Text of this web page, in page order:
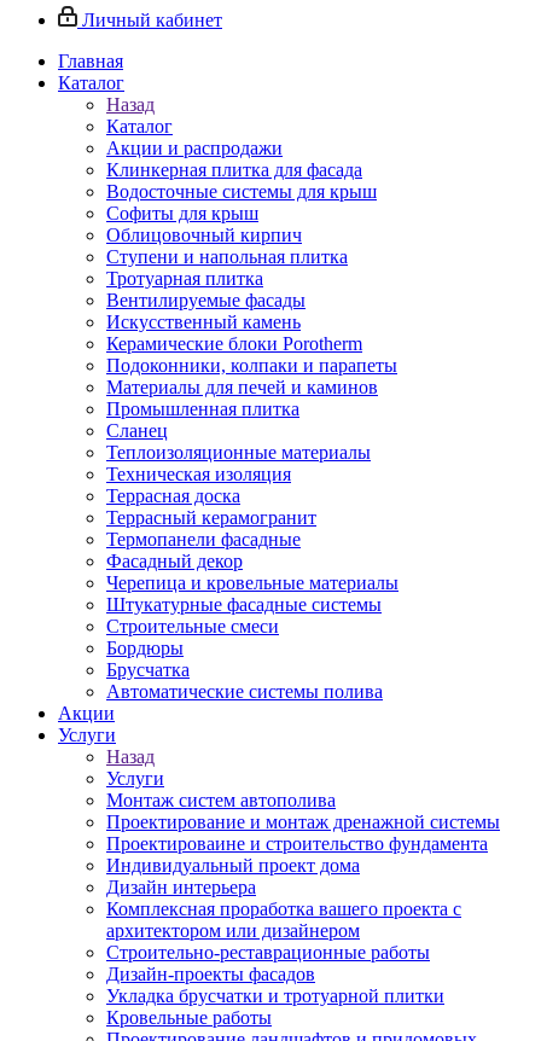
Личный кабинет
Главная
Каталог
Назад
Каталог
Акции и распродажи
Клинкерная плитка для фасада
Водосточные системы для крыш
Софиты для крыш
Облицовочный кирпич
Ступени и напольная плитка
Тротуарная плитка
Вентилируемые фасады
Искусственный камень
Керамические блоки Porotherm
Подоконники, колпаки и парапеты
Материалы для печей и каминов
Промышленная плитка
Сланец
Теплоизоляционные материалы
Техническая изоляция
Террасная доска
Террасный керамогранит
Термопанели фасадные
Фасадный декор
Черепица и кровельные материалы
Штукатурные фасадные системы
Строительные смеси
Бордюры
Брусчатка
Автоматические системы полива
Акции
Услуги
Назад
Услуги
Монтаж систем автополива
Проектирование и монтаж дренажной системы
Проектироваине и строительство фундамента
Индивидуальный проект дома
Дизайн интерьера
Комплексная проработка вашего проекта с
архитектором или дизайнером
Строительно-реставрационные работы
Дизайн-проекты фасадов
Укладка брусчатки и тротуарной плитки
Кровельные работы